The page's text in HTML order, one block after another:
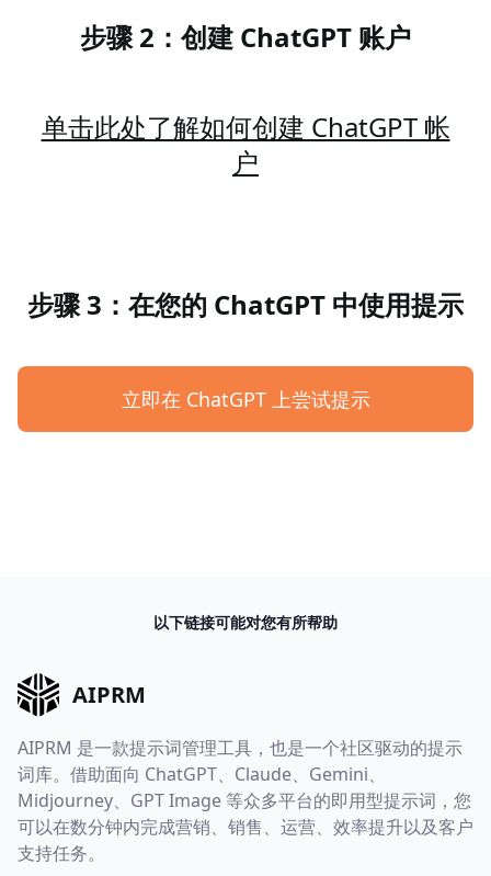
步骤 2：创建 ChatGPT 账户
单击此处了解如何创建 ChatGPT 帐
户
步骤 3：在您的 ChatGPT 中使用提示
立即在 ChatGPT 上尝试提示
以下链接可能对您有所帮助
AIPRM
AIPRM 是一款提示词管理工具，也是一个社区驱动的提示
词库。借助面向 ChatGPT、Claude、Gemini、
Midjourney、GPT Image 等众多平台的即用型提示词，您
可以在数分钟内完成营销、销售、运营、效率提升以及客户
支持任务。